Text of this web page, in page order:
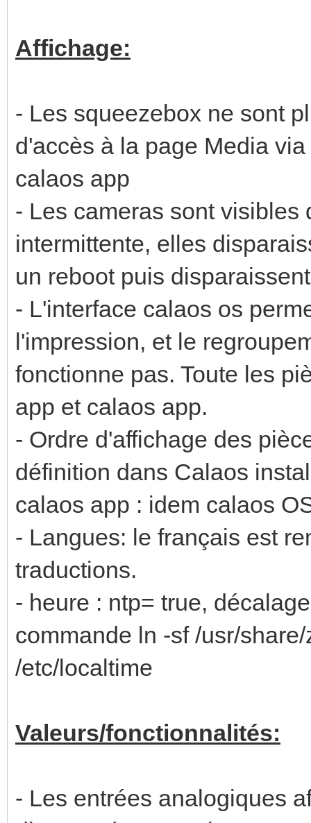
Affichage:
- Les squeezebox ne sont
d'accès à la page Media
calaos app
- Les cameras sont
intermittente, elles
un reboot puis
- L'interface calaos os
l'impression, et le
fonctionne pas. Toute les
app et calaos app.
- Ordre d'affichage des
définition dans Calaos
calaos app : idem calaos
- Langues: le français est
traductions.
- heure : ntp= true,
commande ln -sf /usr/
/etc/localtime
Valeurs/fonctionnalités:
- Les entrées analogiques